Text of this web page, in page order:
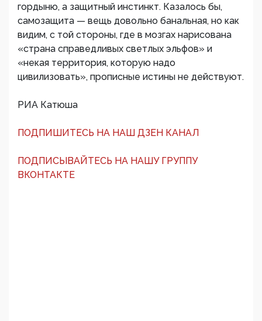
гордыню, а защитный инстинкт. Казалось бы,
самозащита — вещь довольно банальная, но как
видим, с той стороны, где в мозгах нарисована
«страна справедливых светлых эльфов» и
«некая территория, которую надо
цивилизовать», прописные истины не действуют.
РИА Катюша
ПОДПИШИТЕСЬ НА НАШ ДЗЕН КАНАЛ
ПОДПИСЫВАЙТЕСЬ НА НАШУ ГРУППУ
ВКОНТАКТЕ